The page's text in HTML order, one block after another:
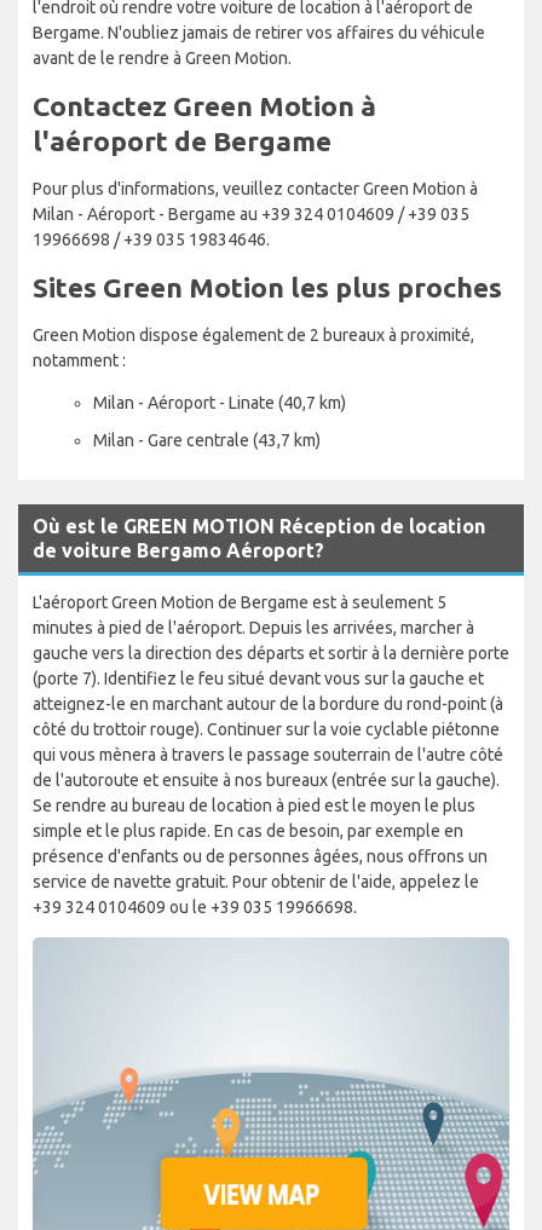
l'endroit où rendre votre voiture de location à l'aéroport de
Bergame. N'oubliez jamais de retirer vos affaires du véhicule
avant de le rendre à Green Motion.
Contactez Green Motion à
l'aéroport de Bergame
Pour plus d'informations, veuillez contacter Green Motion à
Milan - Aéroport - Bergame au +39 324 0104609 / +39 035
19966698 / +39 035 19834646.
Sites Green Motion les plus proches
Green Motion dispose également de 2 bureaux à proximité,
notamment :
Milan - Aéroport - Linate (40,7 km)
Milan - Gare centrale (43,7 km)
Où est le GREEN MOTION Réception de location
de voiture Bergamo Aéroport?
L'aéroport Green Motion de Bergame est à seulement 5
minutes à pied de l'aéroport. Depuis les arrivées, marcher à
gauche vers la direction des départs et sortir à la dernière porte
(porte 7). Identifiez le feu situé devant vous sur la gauche et
atteignez-le en marchant autour de la bordure du rond-point (à
côté du trottoir rouge). Continuer sur la voie cyclable piétonne
qui vous mènera à travers le passage souterrain de l'autre côté
de l'autoroute et ensuite à nos bureaux (entrée sur la gauche).
Se rendre au bureau de location à pied est le moyen le plus
simple et le plus rapide. En cas de besoin, par exemple en
présence d'enfants ou de personnes âgées, nous offrons un
service de navette gratuit. Pour obtenir de l'aide, appelez le
+39 324 0104609 ou le +39 035 19966698.